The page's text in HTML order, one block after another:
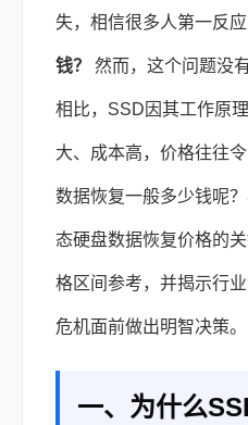
载 |
失，相信很多人第一反应
钱？ 然而，这个问题没
相比，SSD因其工作原
大、成本高，价格往往
数据恢复一般多少钱呢
态硬盘数据恢复价格的
格区间参考，并揭示行
危机面前做出明智决策。
一、为什么